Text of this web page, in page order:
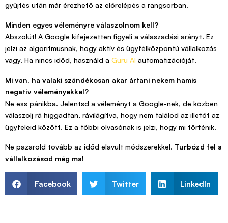
gyűjtés után már érezhető az előrelépés a rangsorban.
Minden egyes véleményre válaszolnom kell?
Abszolút! A Google kifejezetten figyeli a válaszadási arányt. Ez
jelzi az algoritmusnak, hogy aktív és ügyfélközpontú vállalkozás
vagy. Ha nincs időd, használd a Guru AI automatizációját.
Mi van, ha valaki szándékosan akar ártani nekem hamis
negatív véleményekkel?
Ne ess pánikba. Jelentsd a véleményt a Google-nek, de közben
válaszolj rá higgadtan, rávilágítva, hogy nem találod az illetőt az
ügyfeleid között. Ez a többi olvasónak is jelzi, hogy mi történik.
Ne pazarold tovább az időd elavult módszerekkel. Turbózd fel a
vállalkozásod még ma!
Facebook Twitter LinkedIn